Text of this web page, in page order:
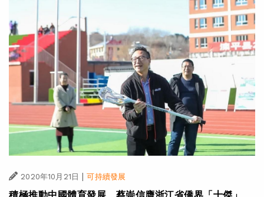
2020年10月21日 | 可持續發展
積極推動中國體育發展 蔡崇信膺浙江省僑界「十傑」